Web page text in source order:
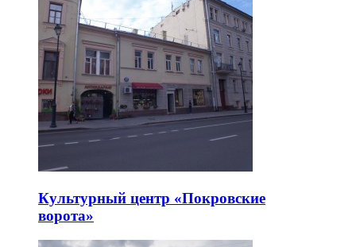
Культурный центр «Покровские
ворота»